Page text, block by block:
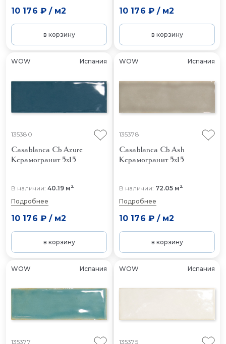
10 176 ₽/ м2
в корзину
10 176 ₽/ м2
в корзину
WOW Испания
135380
Casablanca Cb Azure
Керамогранит 5x15
В наличии: 40.19 м2
Подробнее
10 176 ₽/ м2
в корзину
WOW Испания
135378
Casablanca Cb Ash
Керамогранит 5x15
В наличии: 72.05 м2
Подробнее
10 176 ₽/ м2
в корзину
WOW Испания
135377
WOW Испания
135375